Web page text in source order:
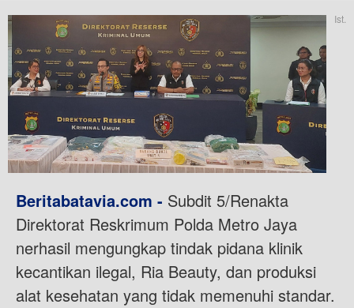
Ist.
Beritabatavia.com - Subdit 5/Renakta
Direktorat Reskrimum Polda Metro Jaya
nerhasil mengungkap tindak pidana klinik
kecantikan ilegal, Ria Beauty, dan produksi
alat kesehatan yang tidak memenuhi standar.